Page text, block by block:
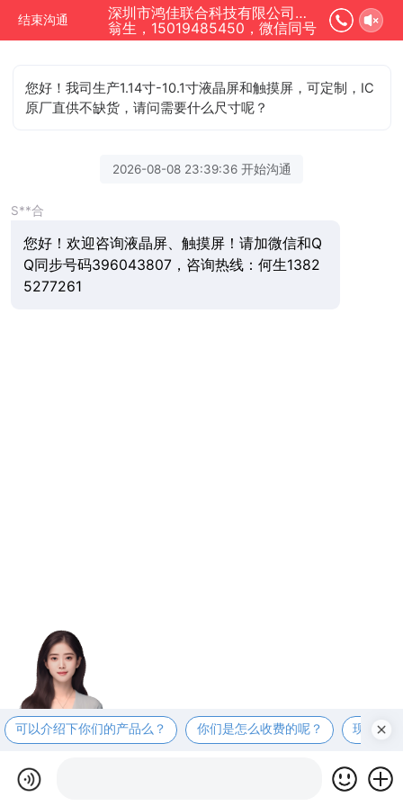
结束沟通
深圳市鸿佳联合科技有限公司正在为您服务
翁生，15019485450，微信同号
您好！我司生产1.14寸-10.1寸液晶屏和触摸屏，可定制，IC
原厂直供不缺货，请问需要什么尺寸呢？
2026-08-08 23:39:36 开始沟通
S**合
您好！欢迎咨询液晶屏、触摸屏！请加微信和Q
Q同步号码396043807，咨询热线：何生1382
5277261
可以介绍下你们的产品么？ 你们是怎么收费的呢？ 现在有